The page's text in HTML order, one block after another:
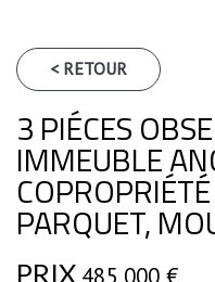
< RETOUR
3 PIÉCES
IMMEUBLE
PARQUET,
PRIX 485 000 €